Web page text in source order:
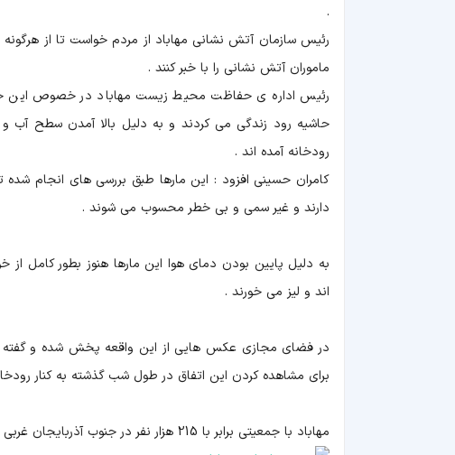
.
رئیس سازمان آتش نشانی مهاباد از مردم خواست تا از
ماموران آتش نشانی را با خبر کنند .
رئیس اداره ی حفاظت محیط زیست مهاباد در خصوص این
حاشیه رود زندگی می کردند و به دلیل بالا آمدن سطح
رودخانه آمده اند .
کامران حسینی افزود : این مارها طبق بررسی های انجام
دارند و غیر سمی و بی خطر محسوب می شوند .
به دلیل پایین بودن دمای هوا این مارها هنوز بطور کامل
اند و لیز می خورند .
در فضای مجازی عکس هایی از این واقعه پخش شده و گفته می
برای مشاهده کردن این اتفاق در طول شب گذشته به کنار
مهاباد با جمعیتی برابر با 215 هزار نفر در جنوب آذربایجان غربی قرار گرفته است .